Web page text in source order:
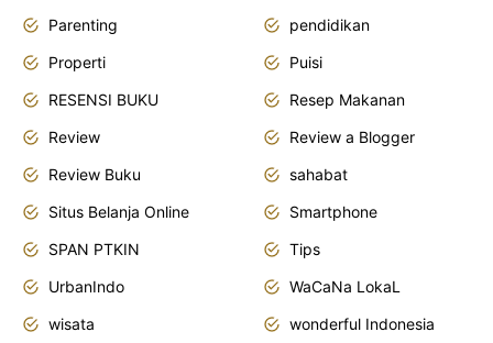
Parenting
pendidikan
Properti
Puisi
RESENSI BUKU
Resep Makanan
Review
Review a Blogger
Review Buku
sahabat
Situs Belanja Online
Smartphone
SPAN PTKIN
Tips
UrbanIndo
WaCaNa LokaL
wisata
wonderful Indonesia